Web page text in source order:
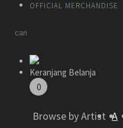
OFFICIAL MERCHANDISE
Keranjang Belanja
0
Browse by Artist A